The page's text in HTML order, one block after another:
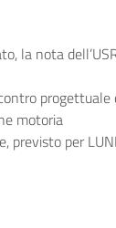
la nota
progettuale
motoria
previsto per